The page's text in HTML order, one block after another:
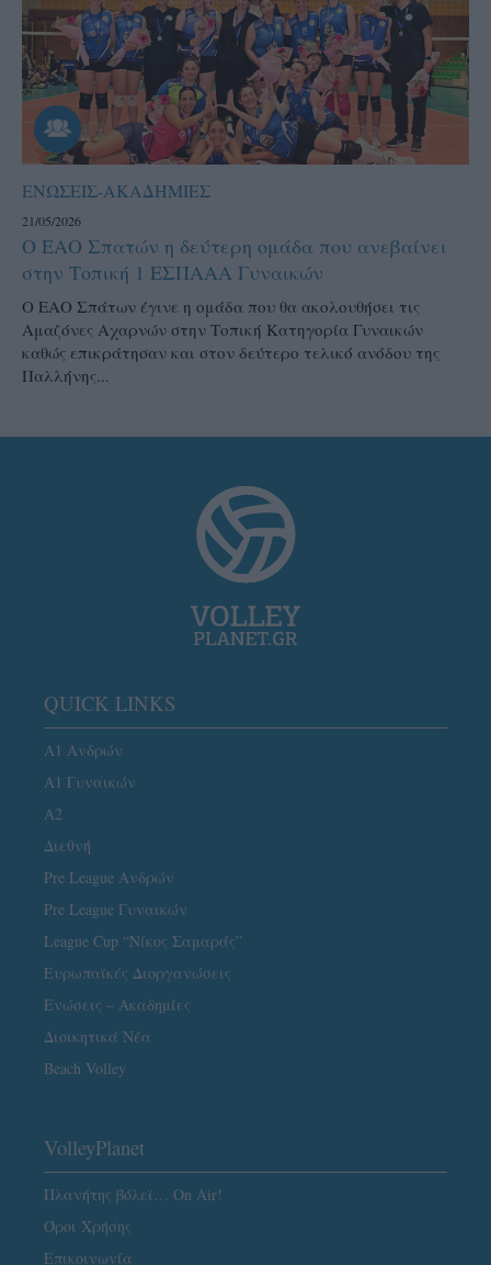
ΕΝΩΣΕΙΣ-ΑΚΑΔΗΜΙΕΣ
21/05/2026
Ο ΕΑΟ Σπατών η δεύτερη ομάδα που ανεβαίνει
στην Τοπική 1 ΕΣΠΑΑΑ Γυναικών
Ο ΕΑΟ Σπάτων έγινε η ομάδα που θα ακολουθήσει τις
Αμαζόνες Αχαρνών στην Τοπική Κατηγορία Γυναικών
καθώς επικράτησαν και στον δεύτερο τελικό ανόδου της
Παλλήνης...
QUICK LINKS
Α1 Ανδρών
Α1 Γυναικών
A2
Διεθνή
Pre League Ανδρών
Pre League Γυναικών
League Cup “Νίκος Σαμαράς”
Ευρωπαϊκές Διοργανώσεις
Ενώσεις – Ακαδημίες
Διοικητικά Νέα
Beach Volley
VolleyPlanet
Πλανήτης βόλεϊ… On Air!
Όροι Χρήσης
Επικοινωνία